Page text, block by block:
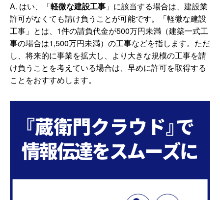
A. はい、「軽微な建設工事 」に該当する場合は、建設業
許可がなくても請け負うことが可能です。「軽微な建設
工事」とは、1件の請負代金が500万円未満（建築一式工
事の場合は1,500万円未満）の工事などを指します。ただ
し、将来的に事業を拡大し、より大きな規模の工事を請
け負うことを考えている場合は、早めに許可を取得する
ことをおすすめします。